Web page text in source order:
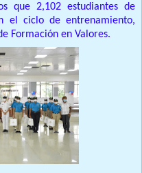
que 2,102 estudiantes de
el ciclo de entrenamiento,
Formación en Valores.